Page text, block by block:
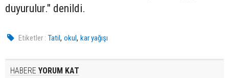
duyurulur." denildi.
Etiketler : Tatil,okul,kar yağışı
HABERE YORUM KAT